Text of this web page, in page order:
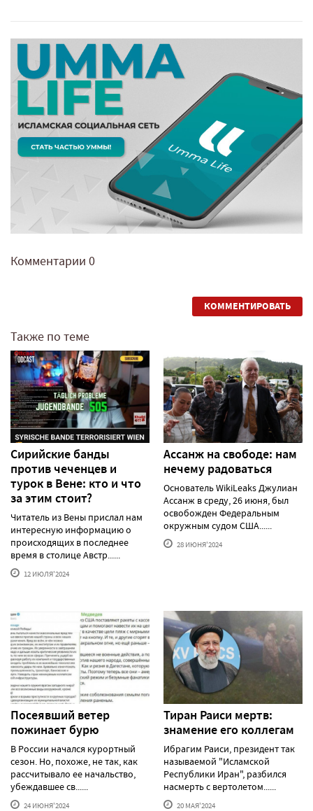
Комментарии 0
КОММЕНТИРОВАТЬ
Также по теме
Сирийские банды
против чеченцев и
турок в Вене: кто и что
за этим стоит?
Читатель из Вены прислал нам
интересную информацию о
происходящих в последнее
время в столице Австр......
12 ИЮЛЯ'2024
Ассанж на свободе: нам
нечему радоваться
Основатель WikiLeaks Джулиан
Ассанж в среду, 26 июня, был
освобожден Федеральным
окружным судом США......
28 ИЮНЯ'2024
Посеявший ветер
пожинает бурю
В России начался курортный
сезон. Но, похоже, не так, как
рассчитывало ее начальство,
убеждавшее св......
24 ИЮНЯ'2024
Тиран Раиси мертв:
знамение его коллегам
Ибрагим Раиси, президент так
называемой "Исламской
Республики Иран", разбился
насмерть с вертолетом......
20 МАЯ'2024